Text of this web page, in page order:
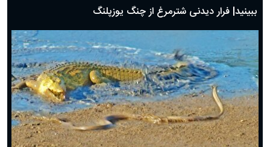
ببینید| فرار دیدنی شترمرغ از چنگ یوزپلنگ